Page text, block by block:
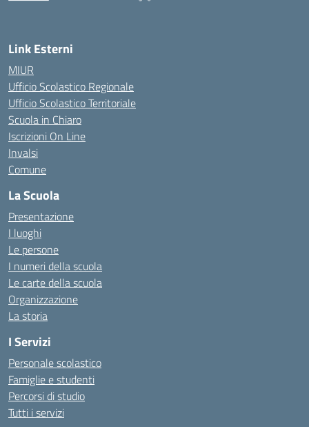
Link Esterni
MIUR
Ufficio Scolastico Regionale
Ufficio Scolastico Territoriale
Scuola in Chiaro
Iscrizioni On Line
Invalsi
Comune
La Scuola
Presentazione
I luoghi
Le persone
I numeri della scuola
Le carte della scuola
Organizzazione
La storia
I Servizi
Personale scolastico
Famiglie e studenti
Percorsi di studio
Tutti i servizi